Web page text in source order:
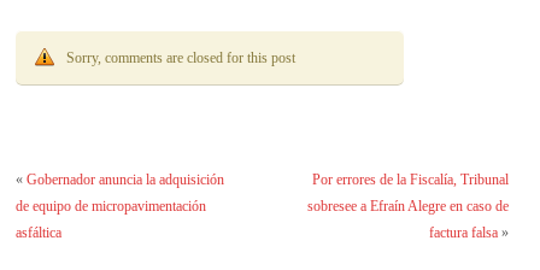
Sorry, comments are closed for this post
«Gobernador anuncia la adquisición
de equipo de micropavimentación
asfáltica
Por errores de la Fiscalía, Tribunal
sobresee a Efraín Alegre en caso de
factura falsa»